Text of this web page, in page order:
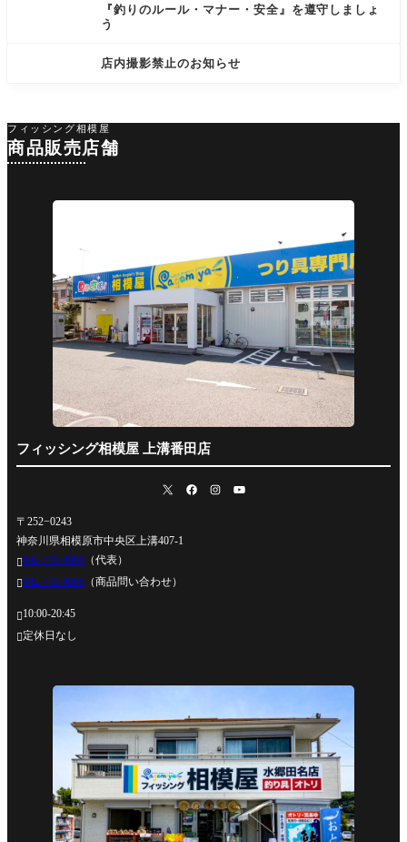
『釣りのルール・マナー・安全』を遵守しましょ
う
店内撮影禁止のお知らせ
フィッシング相模屋
商品販売店舗
フィッシング相模屋 上溝番田店
〒252−0243
神奈川県相模原市中央区上溝407-1
042-778-4991 （代表）
042-778-4995 （商品問い合わせ）
10:00-20:45
定休日なし